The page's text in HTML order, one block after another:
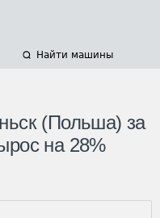
Найти машины
(Польша) за
на 28%